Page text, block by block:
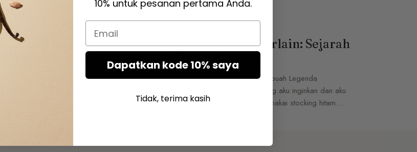
& DOSIS
Definisi, Sillage,
Sillage, dan Tips Pengaplikasian
parfum dengan kadar minyak esensial
Shalimar karya Guerlain: Sejarah
Parfum Legendaris
Shalimar karya Guerlain: Sejarah sebuah Legenda
Wewangian Aku melakukan apa yang aku inginkan dan aku
menginginkan Shalimar! Ya, aku memakai stocking hitam.…
10% untuk pesanan pertama Anda.
Email
Dapatkan kode 10% saya
Tidak, terima kasih